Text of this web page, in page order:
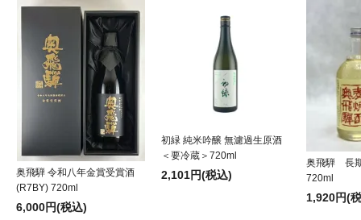
奥飛騨 令和八年金賞受賞酒
(R7BY) 720ml
6,000円(税込)
初緑 純米吟醸 無濾過生原酒
＜要冷蔵＞720ml
2,101円(税込)
奥飛騨 長
720ml
1,920円(